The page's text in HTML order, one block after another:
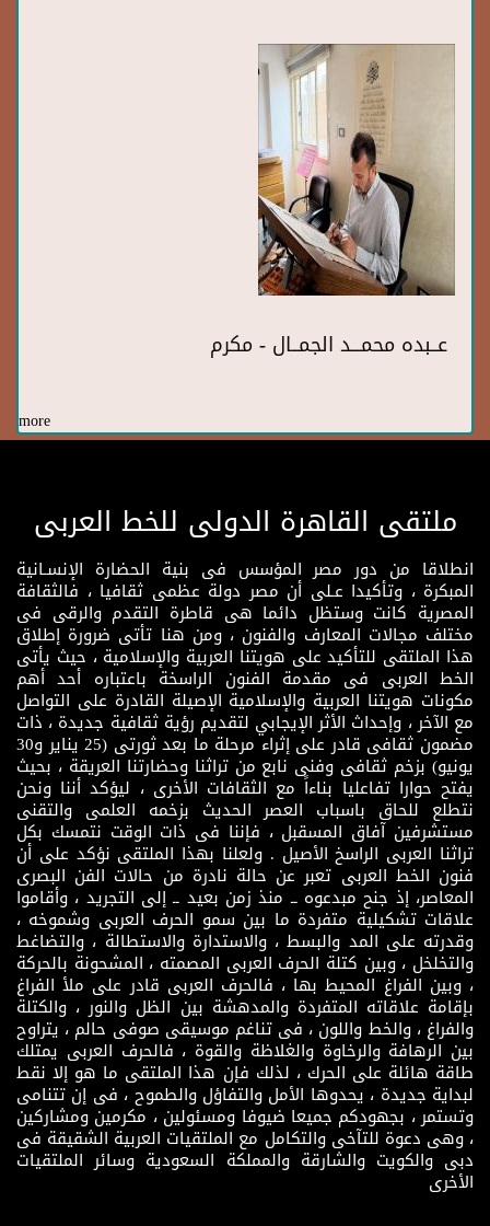
عــبده محمـــد الجمــال - مكرم
more
ملتقى القاهرة الدولى للخط العربى
انطلاقا من دور مصر المؤسس فى بنية الحضارة الإنسـانية
المبكرة ، وتأكيدا عـلى أن مصر دولة عظمى ثقافيا ، فالثقافة
المصرية كانت وستظل دائما هى قاطرة التقدم والرقى فى
مختلف مجالات المعارف والفنون ، ومن هنا تأتى ضرورة إطلاق
هذا الملتقى للتأكيد على هويتنا العربية والإسلامية ، حيث يأتى
الخط العربى فى مقدمة الفنون الراسخة باعتباره أحد أهم
مكونات هويتنا العربية والإسلامية الإصيلة القادرة على التواصل
مع الآخر ، وإحداث الأثر الإيجابي لتقديم رؤية ثقافية جديدة ، ذات
مضمون ثقافى قادر على إثراء مرحلة ما بعد ثورتى (25 يناير و30
يونيو) بزخم ثقافى وفنى نابع من تراثنا وحضارتنا العريقة ، بحيث
يفتح حوارا تفاعليا بناءاً مع الثقافات الأخرى ، ليؤكد أننا ونحن
نتطلع للحاق باسباب العصر الحديث بزخمه العلمى والتقنى
مستشرفين آفاق المسقبل ، فإننا فى ذات الوقت نتمسك بكل
تراثنا العربى الراسخ الأصيل . ولعلنا بهذا الملتقى نؤكد على أن
فنون الخط العربى تعبر عن حالة نادرة من حالات الفن البصرى
المعاصر، إذ جنح مبدعوه ــ منذ زمن بعيد ــ إلى التجريد ، وأقاموا
علاقات تشكيلية متفردة ما بين سمو الحرف العربى وشموخه ،
وقدرته على المد والبسط ، والاستدارة والاستطالة ، والتضاغط
والتخلخل ، وبين كتلة الحرف العربى المصمته ، المشحونة بالحركة
، وبين الفراغ المحيط بها ، فالحرف العربى قادر على ملأ الفراغ
بإقامة علاقاته المتفردة والمدهشة بين الظل والنور ، والكتلة
والفراغ ، والخط واللون ، فى تناغم موسيقى صوفى حالم ، يتراوح
بين الرهافة والرخاوة والغلاظة والقوة ، فالحرف العربى يمتلك
طاقة هائلة على الحرك ، لذلك فإن هذا الملتقى ما هو إلا نقط
لبداية جديدة ، يحدوها الأمل والتفاؤل والطموح ، فى إن تتنامى
وتستمر ، بجهودكم جميعا ضيوفا ومسئولين ، مكرمين ومشاركين
، وهى دعوة للتآخى والتكامل مع الملتقيات العربية الشقيقة فى
دبى والكويت والشارقة والمملكة السعودية وسائر الملتقيات
الأخرى